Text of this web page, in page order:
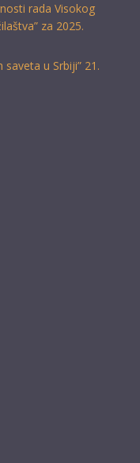
rada Visokog
za 2025.
u Srbiji” 21.